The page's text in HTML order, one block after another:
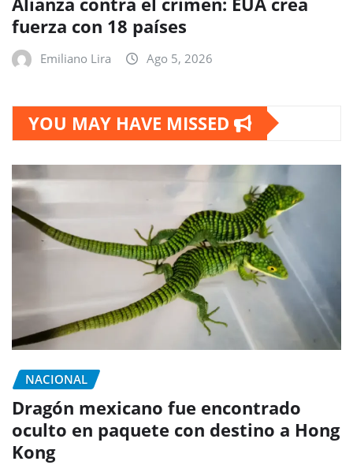
fuerza con 18 países
Emiliano Lira Ago 5, 2026
YOU MAY HAVE MISSED
NACIONAL
Dragón mexicano fue encontrado
oculto en paquete con destino a Hong
Kong